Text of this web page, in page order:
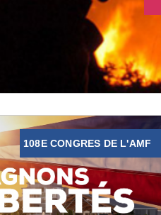
108E CONGRES DE L'AMF